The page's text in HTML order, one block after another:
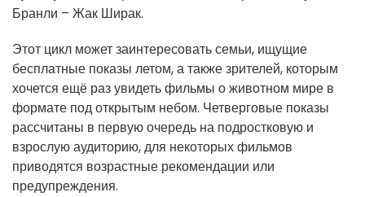
Бранли – Жак Ширак.
Этот цикл может заинтересовать семьи, ищущие
бесплатные показы летом, а также зрителей, которым
хочется ещё раз увидеть фильмы о животном мире в
формате под открытым небом. Четверговые показы
рассчитаны в первую очередь на подростковую и
взрослую аудиторию, для некоторых фильмов
приводятся возрастные рекомендации или
предупреждения.